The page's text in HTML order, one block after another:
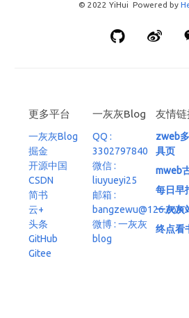
© 2022 YiHui Powered by
更多平台
一灰灰Blog
掘金
开源中国
CSDN
简书
云+
头条
GitHub
Gitee
一灰灰Blog
QQ :
3302797840
微信 :
liuyueyi25
邮箱 :
bangzewu@126.com
微博 : 一灰灰
blog
友情链
zweb
具页
mweb
每日早
一灰灰
终点看